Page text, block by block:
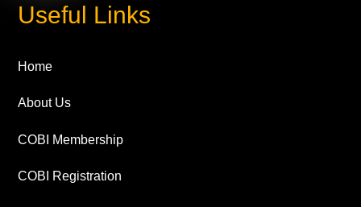
Useful Links
Home
About Us
COBI Membership
COBI Registration